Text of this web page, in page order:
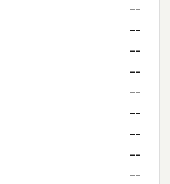
--
--
--
--
--
--
--
--
--